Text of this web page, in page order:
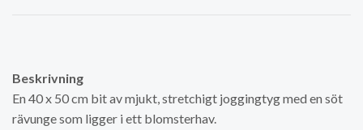
Beskrivning
En 40 x 50 cm bit av mjukt, stretchigt joggingtyg med en söt
rävunge som ligger i ett blomsterhav.